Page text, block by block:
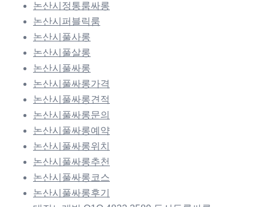
논산시정통룸싸롱
논산시퍼블릭룸
논산시풀사롱
논산시풀살롱
논산시풀싸롱
논산시풀싸롱가격
논산시풀싸롱견적
논산시풀싸롱문의
논산시풀싸롱예약
논산시풀싸롱위치
논산시풀싸롱추천
논산시풀싸롱코스
논산시풀싸롱후기